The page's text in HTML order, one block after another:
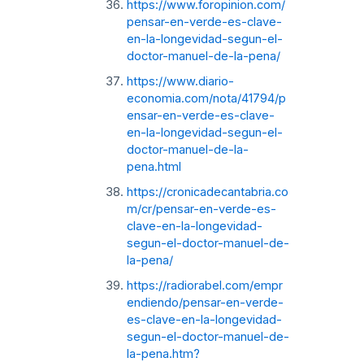
https://www.foropinion.com/
pensar-en-verde-es-clave-
en-la-longevidad-segun-el-
doctor-manuel-de-la-pena/
https://www.diario-
economia.com/nota/41794/p
ensar-en-verde-es-clave-
en-la-longevidad-segun-el-
doctor-manuel-de-la-
pena.html
https://cronicadecantabria.co
m/cr/pensar-en-verde-es-
clave-en-la-longevidad-
segun-el-doctor-manuel-de-
la-pena/
https://radiorabel.com/empr
endiendo/pensar-en-verde-
es-clave-en-la-longevidad-
segun-el-doctor-manuel-de-
la-pena.htm?